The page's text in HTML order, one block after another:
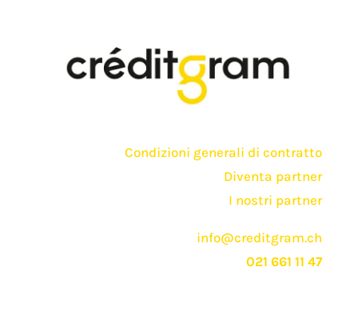
Condizioni generali di contratto
Diventa partner
I nostri partner
info@creditgram.ch
021 661 11 47